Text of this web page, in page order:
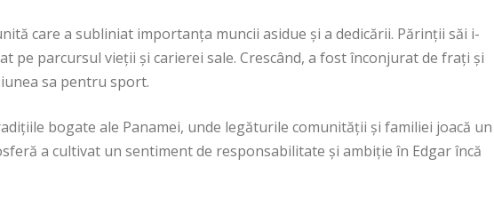
care a subliniat importanța muncii asidue și a dedicării. Părinții săi i-
pe parcursul vieții și carierei sale. Crescând, a fost înconjurat de frați și
sa pentru sport.
bogate ale Panamei, unde legăturile comunității și familiei joacă un
a cultivat un sentiment de responsabilitate și ambiție în Edgar încă